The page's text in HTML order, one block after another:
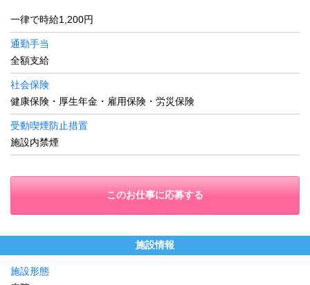
一律で時給1,200円
通勤手当
全額支給
社会保険
健康保険・厚生年金・雇用保険・労災保険
受動喫煙防止措置
施設内禁煙
このお仕事に応募する
施設情報
施設形態